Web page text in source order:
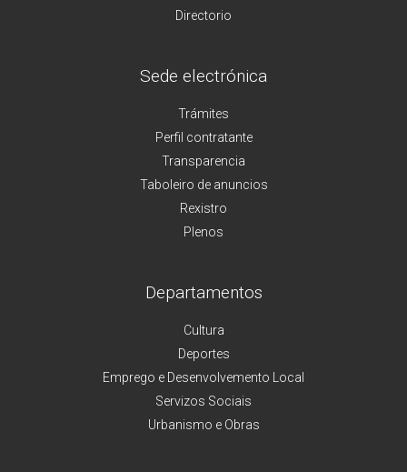
Directorio
Sede electrónica
Trámites
Perfil contratante
Transparencia
Taboleiro de anuncios
Rexistro
Plenos
Departamentos
Cultura
Deportes
Emprego e Desenvolvemento Local
Servizos Sociais
Urbanismo e Obras